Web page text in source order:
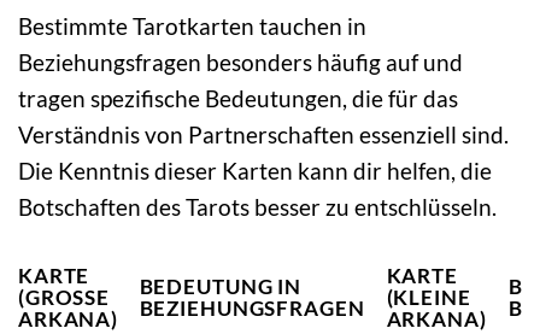
Bestimmte Tarotkarten tauchen in
Beziehungsfragen besonders häufig auf und
tragen spezifische Bedeutungen, die für das
Verständnis von Partnerschaften essenziell sind.
Die Kenntnis dieser Karten kann dir helfen, die
Botschaften des Tarots besser zu entschlüsseln.
KARTE
(GROSSE A
RKANA)
BEDEUTUNG IN
BEZIEHUNGSFRAGEN
KARTE
(KLEINE
ARKANA)